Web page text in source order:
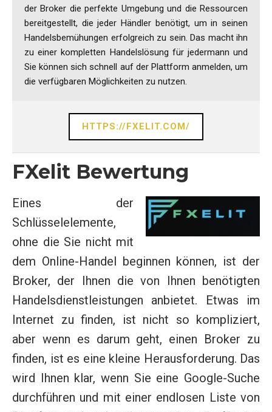
der Broker die perfekte Umgebung und die Ressourcen
bereitgestellt, die jeder Händler benötigt, um in seinen
Handelsbemühungen erfolgreich zu sein. Das macht ihn
zu einer kompletten Handelslösung für jedermann und
Sie können sich schnell auf der Plattform anmelden, um
die verfügbaren Möglichkeiten zu nutzen.
HTTPS://FXELIT.COM/
FXelit Bewertung
Eines der
Schlüsselelemente,
ohne die Sie nicht mit
dem Online-Handel beginnen können, ist der
Broker, der Ihnen die von Ihnen benötigten
Handelsdienstleistungen anbietet. Etwas im
Internet zu finden, ist nicht so kompliziert,
aber wenn es darum geht, einen Broker zu
finden, ist es eine kleine Herausforderung. Das
wird Ihnen klar, wenn Sie eine Google-Suche
durchführen und mit einer endlosen Liste von